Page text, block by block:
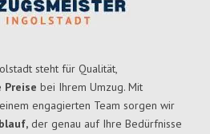
steht für Qualität,
bei Ihrem Umzug. Mit
engagierten Team sorgen wir
der genau auf Ihre Bedürfnisse